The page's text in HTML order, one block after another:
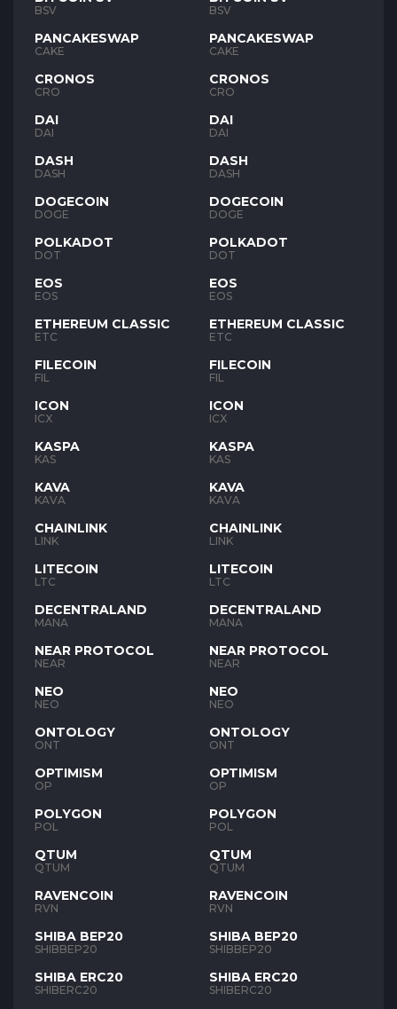
BSV
PANCAKESWAP
CAKE
CRONOS
CRO
DAI
DAI
DASH
DASH
DOGECOIN
DOGE
POLKADOT
DOT
EOS
EOS
ETHEREUM CLASSIC
ETC
FILECOIN
FIL
ICON
ICX
KASPA
KAS
KAVA
KAVA
CHAINLINK
LINK
LITECOIN
LTC
DECENTRALAND
MANA
NEAR PROTOCOL
NEAR
NEO
NEO
ONTOLOGY
ONT
OPTIMISM
OP
POLYGON
POL
QTUM
QTUM
RAVENCOIN
RVN
SHIBA BEP20
SHIBBEP20
SHIBA ERC20
SHIBERC20
BSV
PANCAKESWAP
CAKE
CRONOS
CRO
DAI
DAI
DASH
DASH
DOGECOIN
DOGE
POLKADOT
DOT
EOS
EOS
ETHEREUM CLASSIC
ETC
FILECOIN
FIL
ICON
ICX
KASPA
KAS
KAVA
KAVA
CHAINLINK
LINK
LITECOIN
LTC
DECENTRALAND
MANA
NEAR PROTOCOL
NEAR
NEO
NEO
ONTOLOGY
ONT
OPTIMISM
OP
POLYGON
POL
QTUM
QTUM
RAVENCOIN
RVN
SHIBA BEP20
SHIBBEP20
SHIBA ERC20
SHIBERC20